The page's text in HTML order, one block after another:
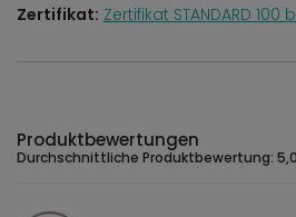
Zertifikat: Zertifikat STANDARD 100
Produktbewertungen
Durchschnittliche Produktbewertung: